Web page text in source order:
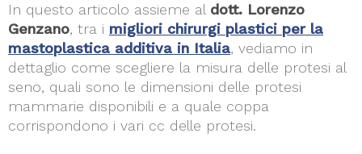
In questo articolo assieme al dott. Lorenzo
Genzano, tra i migliori chirurgi plastici per la
mastoplastica additiva in Italia, vediamo in
dettaglio come scegliere la misura delle protesi al
seno, quali sono le dimensioni delle protesi
mammarie disponibili e a quale coppa
corrispondono i vari cc delle protesi.